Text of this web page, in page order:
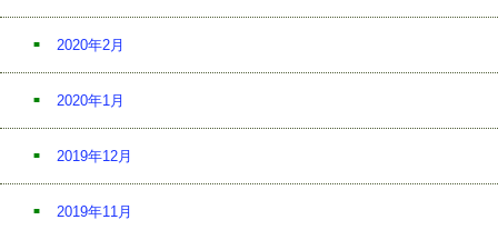
2020年2月
2020年1月
2019年12月
2019年11月